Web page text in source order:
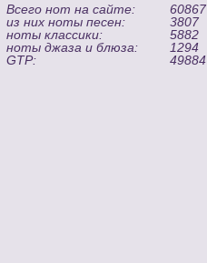
Всего нот на сайте:
60867
из них ноты песен:
3807
ноты классики:
5882
ноты джаза и блюза:
1294
GTP:
49884